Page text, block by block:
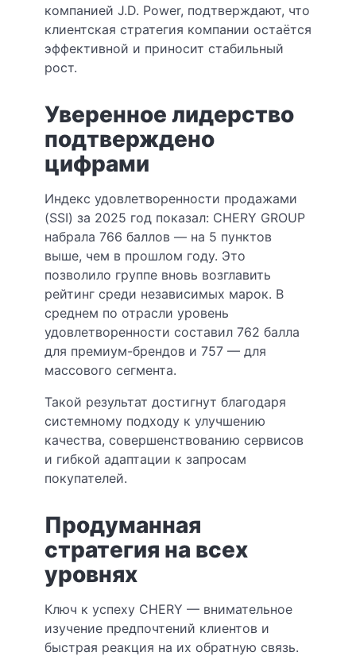
компанией J.D. Power, подтверждают, что
клиентская стратегия компании остаётся
эффективной и приносит стабильный
рост.
Уверенное лидерство
подтверждено
цифрами
Индекс удовлетворенности продажами
(SSI) за 2025 год показал: CHERY GROUP
набрала 766 баллов — на 5 пунктов
выше, чем в прошлом году. Это
позволило группе вновь возглавить
рейтинг среди независимых марок. В
среднем по отрасли уровень
удовлетворенности составил 762 балла
для премиум-брендов и 757 — для
массового сегмента.
Такой результат достигнут благодаря
системному подходу к улучшению
качества, совершенствованию сервисов
и гибкой адаптации к запросам
покупателей.
Продуманная
стратегия на всех
уровнях
Ключ к успеху CHERY — внимательное
изучение предпочтений клиентов и
быстрая реакция на их обратную связь.